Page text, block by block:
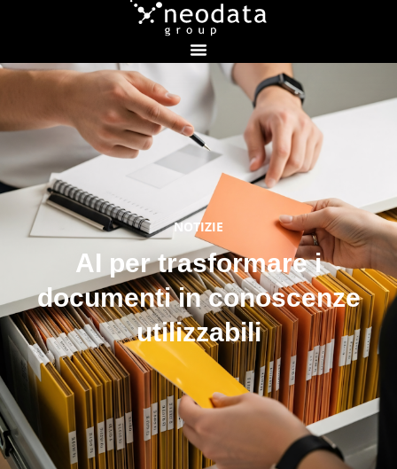
NOTIZIE
AI per trasformare i
documenti in conoscenze
utilizzabili